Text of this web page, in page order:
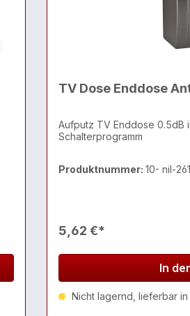
TV Dose Enddose
Aufputz TV Enddose 0.5dB
Schalterprogramm
Produktnummer: 10- nil-
5,62 €*
In
Nicht lagernd, lieferbar in